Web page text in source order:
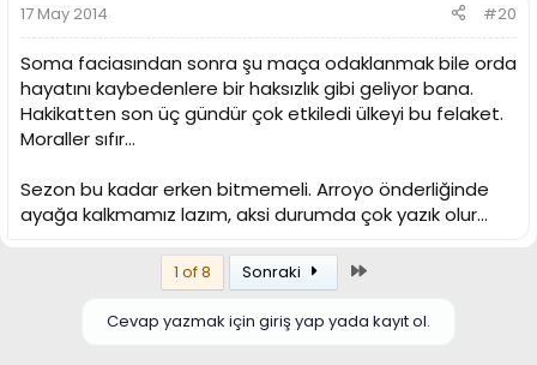
17 May 2014 #20
Soma faciasından sonra şu maça odaklanmak bile orda
hayatını kaybedenlere bir haksızlık gibi geliyor bana.
Hakikatten son üç gündür çok etkiledi ülkeyi bu felaket.
Moraller sıfır...
Sezon bu kadar erken bitmemeli. Arroyo önderliğinde
ayağa kalkmamız lazım, aksi durumda çok yazık olur...
1 of 8 Sonraki
Cevap yazmak için giriş yap yada kayıt ol.